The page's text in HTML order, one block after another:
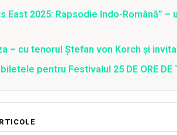
East 2025: Rapsodie Indo-Română”
– cu tenorul Ștefan von Korch și
pentru Festivalul 25 DE ORE DE